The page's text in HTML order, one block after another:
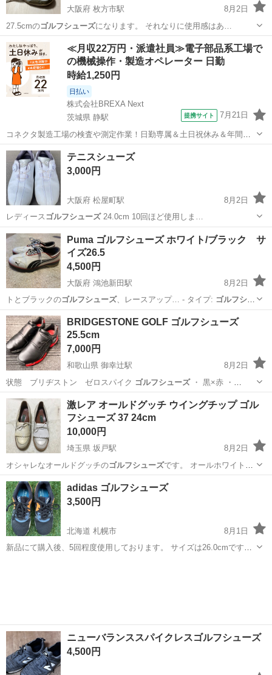
大阪府 枚方市駅
8月2日
27.5cmのゴルフシューズになります。 それなりに使用感はあ…
大阪 枚方市 枚方市駅 ゴルフ
≪月収22万円・派遣社員≫電子部品系工場で
の機械操作・製造オペレーター 日勤
時給1,250円
日払い
株式会社BREXA Next
茨城県 静駅
提携サイト 7月21日
コネクタ製造工場の検査や測定作業！日勤専属＆土日祝休み＆年間休
日128日★クリーンルーム内作業★マイカー通勤OK＆無料駐車場あり
★就業先食堂利用可！日払い制度あり！《茨城県常陸大宮市》 人気の
工場のお仕事 ◇コネクタ製造工...
茨城 常陸大宮市 その他
テニスシューズ
3,000円
大阪府 松屋町駅
8月2日
レディース ゴルフシューズ24.0cm 10回ほど使用しま…
大阪 大阪市 松屋町駅
Puma ゴルフシューズ ホワイト/ブラック サ
イズ26.5
4,500円
大阪府 鴻池新田駅
8月2日
トとブラックのゴルフシューズ、レースアップ… - タイプ: ゴルフシュ
ーズ- デザイン…
大阪 東大阪市 Puma
BRIDGESTONE GOLF ゴルフシューズ
25.5cm
7,000円
和歌山県 御幸辻駅
8月2日
状態 ブリヂストン ゼロスパイク ゴルフシューズ・ 黒×赤 ・
25.5cm …
和歌山 橋本市 ゴルフ
激レア オールドグッチ ウイングチップ ゴル
フシューズ 37 24cm
10,000円
埼玉県 坂戸駅
8月2日
オシャレなオールドグッチのゴルフシューズです。 オールホワイトレ
ザーのウイ…
埼玉 坂戸市 ウイングチップ
adidas ゴルフシューズ
3,500円
北海道 札幌市
8月1日
新品にて購入後、5回程度使用しております。 サイズは26.0cmです
ニューバランススパイクレスゴルフシューズ
4,500円